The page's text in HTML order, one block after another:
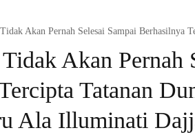
Akan Pernah Selesai Sampai
Akan Pernah
Tatanan
Ala Illuminati